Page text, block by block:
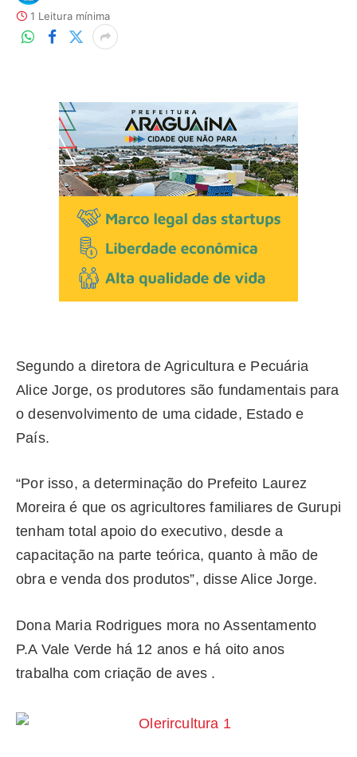
1 Leitura mínima
Segundo a diretora de Agricultura e Pecuária
Alice Jorge, os produtores são fundamentais para
o desenvolvimento de uma cidade, Estado e
País.
“Por isso, a determinação do Prefeito Laurez
Moreira é que os agricultores familiares de Gurupi
tenham total apoio do executivo, desde a
capacitação na parte teórica, quanto à mão de
obra e venda dos produtos”, disse Alice Jorge.
Dona Maria Rodrigues mora no Assentamento
P.A Vale Verde há 12 anos e há oito anos
trabalha com criação de aves .